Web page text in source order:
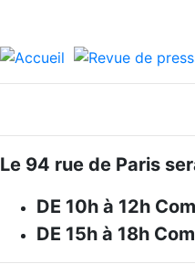
Le 94 rue de Paris
DE 10h à 12h
DE 15h à 18h